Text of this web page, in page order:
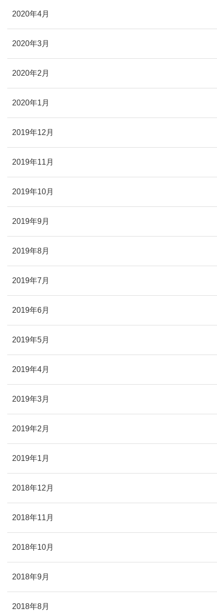
2020年4月
2020年3月
2020年2月
2020年1月
2019年12月
2019年11月
2019年10月
2019年9月
2019年8月
2019年7月
2019年6月
2019年5月
2019年4月
2019年3月
2019年2月
2019年1月
2018年12月
2018年11月
2018年10月
2018年9月
2018年8月